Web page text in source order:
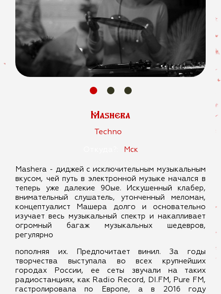
Mashera
Techno
Мск
Mashera - диджей с исключительным музыкальным
вкусом, чей путь в электронной музыке начался в
теперь уже далекие 90ые.
Искушенный клабер,
внимательный слушатель, утонченный меломан,
концептуалист Машера долго и основательно
изучает весь музыкальный спектр и накапливает
огромный багаж музыкальных шедевров,
регулярно
пополняя их. Предпочитает винил. За годы
творчества выступала во всех крупнейших
городах России, ее сеты звучали на таких
радиостанциях, как Radio Record, DI.FM, Pure FM,
гастролировала по Европе, а в 2016 году